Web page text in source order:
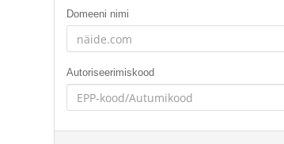
Domeeni nimi
Autoriseerimiskood